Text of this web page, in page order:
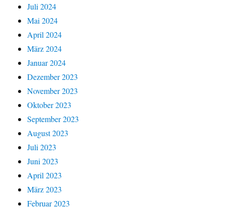
Juli 2024
Mai 2024
April 2024
März 2024
Januar 2024
Dezember 2023
November 2023
Oktober 2023
September 2023
August 2023
Juli 2023
Juni 2023
April 2023
März 2023
Februar 2023